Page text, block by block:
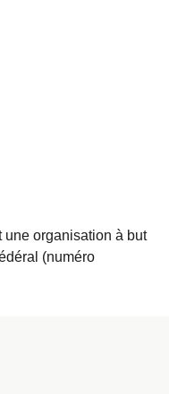
une organisation à but
(numéro